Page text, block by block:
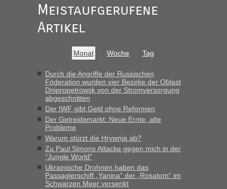
Ist korrekt, aber ich finde man hätte trotzdem im Text gleich
darauf hinweisen können.
War aber nicht "böse" gemeint ...
buchbar - warum auch immer ...
Hab´s versucht - bekomme aber immer angezeigt "auf dieser
Strecke fahren wir nicht"
MHG1023 inBerichte und Reisetipps • Re: Mit dem Zug in
die Ukraine
„Man sollte aber explizit dazu schreiben, daß es ein Zug von
LeoExpress ist - und nur auf deren Webseite kann man die
Fahrkarten kaufen. Zumindest ist es die erste Umsteigefreie
Verbindung von Deutschland...“
Meistaufgerufene
Artikel
Monat Woche Tag
Durch die Angriffe der Russischen
Föderation wurden vier Bezirke der Oblast
Dnipropetrowsk von der Stromversorgung
abgeschnitten
Der IWF gibt Geld ohne Reformen
Der Getreidemarkt: Neue Ernte, alte
Probleme
Warum stürzt die Hrywnja ab?
Zu Paul Simons Attacke gegen mich in der
“Jungle World”
Ukrainische Drohnen haben das
Passagierschiff „Yanina“ der „Rosatom“ im
Schwarzen Meer versenkt